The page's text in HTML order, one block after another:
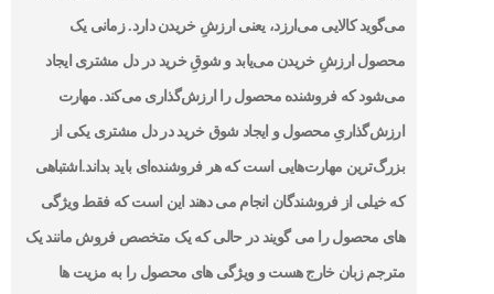
می‌گوید کالایی می‌ارزد، یعنی ارزشِ خریدن دارد. زمانی یک
محصول ارزشِ خریدن می‌یابد و شوقِ خرید در دل مشتری ایجاد
می‌شود که فروشنده محصول را ارزش‌گذاری می‌کند. مهارت
ارزش‌گذاریِ محصول و ایجاد شوق خرید در دل مشتری یکی از
بزرگ‌ترین مهارت‌هایی است که هر فروشنده‌ای باید بداند.اشتباهی
که خیلی از فروشندگان انجام می دهند این است که فقط ویژگی
های محصول را می گویند در حالی که یک متخصص فروش مانند یک
مترجم زبان خارج هست و ویژگی های محصول را به مزیت ها